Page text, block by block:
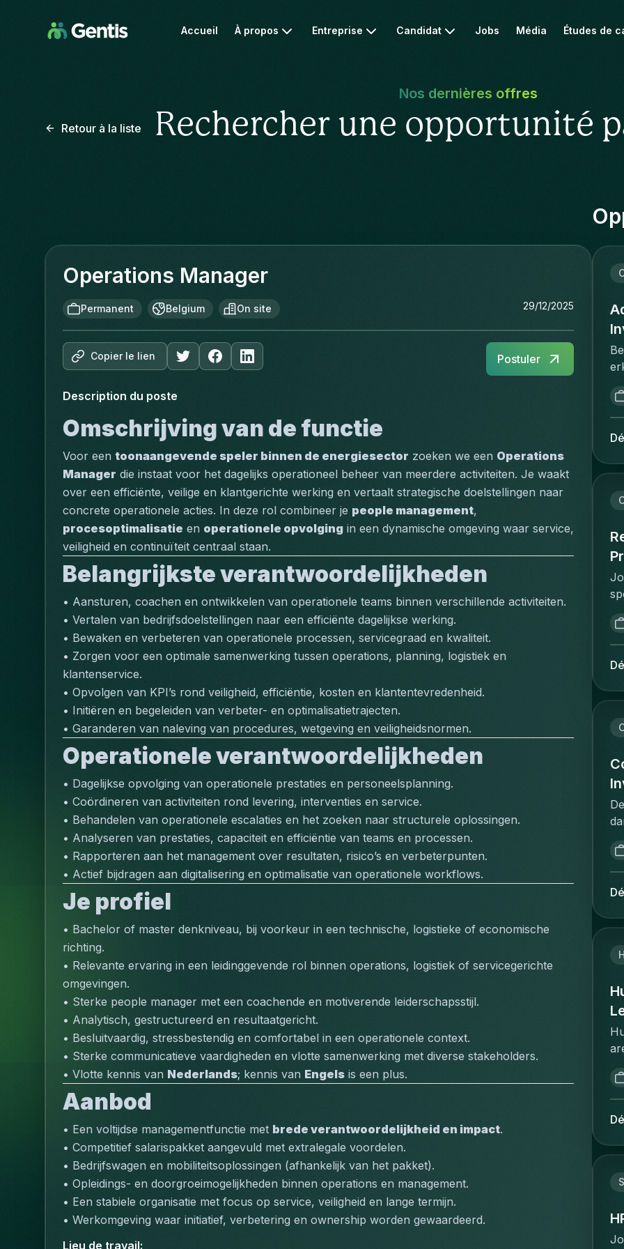
Accueil À propos Entreprise Candidat Jobs Média Études de
Nos dernières offres
Rechercher une opportunité
Retour à la liste
Operations Manager
Permanent Belgium On site 29/12/2025
Copier le lien Postuler
Description du poste
Omschrijving van de functie
Voor een toonaangevende speler binnen de energiesector zoeken we een Operations
Manager die instaat voor het dagelijks operationeel beheer van meerdere activiteiten. Je waakt
over een efficiënte, veilige en klantgerichte werking en vertaalt strategische doelstellingen naar
concrete operationele acties. In deze rol combineer je people management
procesoptimalisatie en operationele opvolging in een dynamische omgeving waar service,
veiligheid en continuïteit centraal staan.
Belangrijkste verantwoordelijkheden
• Aansturen, coachen en ontwikkelen van operationele teams binnen verschillende activiteiten.
• Vertalen van bedrijfsdoelstellingen naar een efficiënte dagelijkse werking.
• Bewaken en verbeteren van operationele processen, servicegraad en kwaliteit.
• Zorgen voor een optimale samenwerking tussen operations, planning, logistiek en
klantenservice.
• Opvolgen van KPI’s rond veiligheid, efficiëntie, kosten en klantentevredenheid.
• Initiëren en begeleiden van verbeter- en optimalisatietrajecten.
• Garanderen van naleving van procedures, wetgeving en veiligheidsnormen.
Operationele verantwoordelijkheden
• Dagelijkse opvolging van operationele prestaties en personeelsplanning.
• Coördineren van activiteiten rond levering, interventies en service.
• Behandelen van operationele escalaties en het zoeken naar structurele oplossingen.
• Analyseren van prestaties, capaciteit en efficiëntie van teams en processen.
• Rapporteren aan het management over resultaten, risico’s en verbeterpunten.
• Actief bijdragen aan digitalisering en optimalisatie van operationele workflows.
Je profiel
• Bachelor of master denkniveau, bij voorkeur in een technische, logistieke of economische
richting.
• Relevante ervaring in een leidinggevende rol binnen operations, logistiek of servicegerichte
omgevingen.
• Sterke people manager met een coachende en motiverende leiderschapsstijl.
• Analytisch, gestructureerd en resultaatgericht.
• Besluitvaardig, stressbestendig en comfortabel in een operationele context.
• Sterke communicatieve vaardigheden en vlotte samenwerking met diverse stakeholders.
• Vlotte kennis van Nederlands; kennis van Engels is een plus.
Aanbod
• Een voltijdse managementfunctie met brede verantwoordelijkheid en impact.
• Competitief salarispakket aangevuld met extralegale voordelen.
• Bedrijfswagen en mobiliteitsoplossingen (afhankelijk van het pakket).
• Opleidings- en doorgroeimogelijkheden binnen operations en management.
• Een stabiele organisatie met focus op service, veiligheid en lange termijn.
• Werkomgeving waar initiatief, verbetering en ownership worden gewaardeerd.
Lieu de travail:
of
et
a